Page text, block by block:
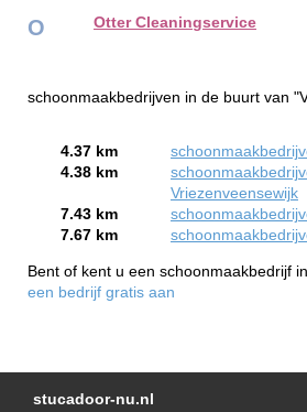
O Otter Cleaningservice
schoonmaakbedrijven in de buurt van
4.37 km
4.38 km
Vriezenveensewijk
7.43 km
7.67 km
Bent of kent u een schoonmaakbedrijf
een bedrijf gratis aan
stucadoor-nu.nl